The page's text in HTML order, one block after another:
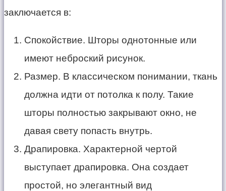
заключается в:
Спокойствие. Шторы однотонные или
имеют неброский рисунок.
Размер. В классическом понимании, ткань
должна идти от потолка к полу. Такие
шторы полностью закрывают окно, не
давая свету попасть внутрь.
Драпировка. Характерной чертой
выступает драпировка. Она создает
простой, но элегантный вид